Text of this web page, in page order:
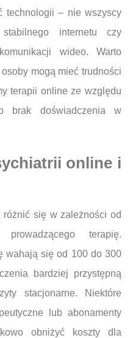
technologii – nie wszyscy
internetu czy
wideo. Warto
mogą mieć trudności
terapii online ze względu
brak doświadczenia w
online i
się w zależności od
terapię.
wahają się od 100 do 300
bardziej przystępną
stacjonarne. Niektóre
lub abonamenty
obniżyć koszty dla